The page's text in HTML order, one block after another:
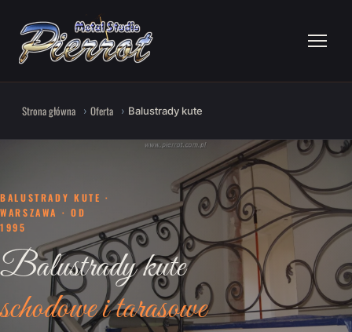
Strona główna Oferta Balustrady kute
BALUSTRADY KUTE ·
WARSZAWA · OD
1995
Balustrady kute
schodowe i tarasowe